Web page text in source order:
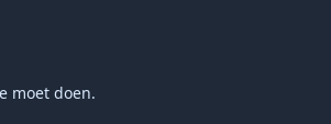
moet doen.